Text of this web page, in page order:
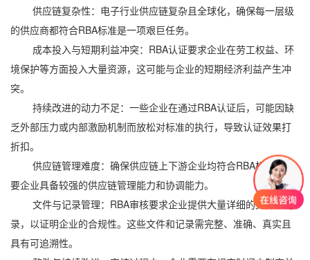
供应链复杂性：电子行业供应链复杂且全球化，确保每一层级
的供应商都符合RBA标准是一项艰巨任务。
成本投入与短期利益冲突：RBA认证要求企业在劳工权益、环
境保护等方面投入大量资源，这可能与企业的短期经济利益产生冲
突。
持续改进的动力不足：一些企业在通过RBA认证后，可能因缺
乏外部压力或内部激励机制而放松对标准的执行，导致认证效果打
折扣。
供应链管理难度：确保供应链上下游企业均符合RBA标准，需
要企业具备较强的供应链管理能力和协调能力。
文件与记录管理：RBA审核要求企业提供大量详细的文件和记
录，以证明企业的合规性。这些文件和记录需完整、准确、真实且
具有可追溯性。